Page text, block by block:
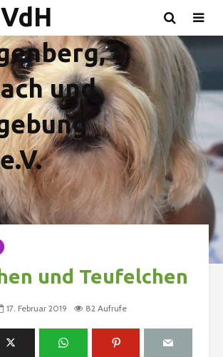
und Teufelchen
17. Februar 2019 82 Aufrufe